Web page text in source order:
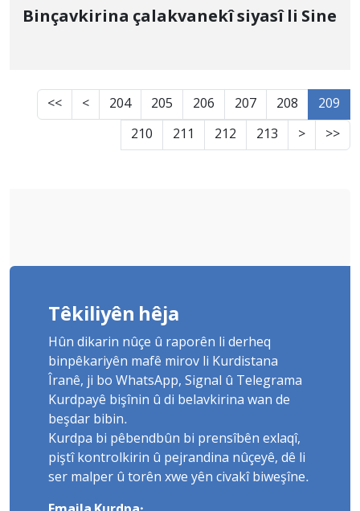
Binçavkirina çalakvanekî siyasî li Sine
<< < 204 205 206 207 208
209
210
211 212 213 > >>
Têkiliyên hêja
Hûn dikarin nûçe û raporên li derheq
binpêkariyên mafê mirov li Kurdistana
Îranê, ji bo WhatsApp, Signal û Telegrama
Kurdpayê bişînin û di belavkirina wan de
beşdar bibin.
Kurdpa bi pêbendbûn bi prensîbên exlaqî,
piştî kontrolkirin û pejrandina nûçeyê, dê li
ser malper û torên xwe yên civakî biweşîne.